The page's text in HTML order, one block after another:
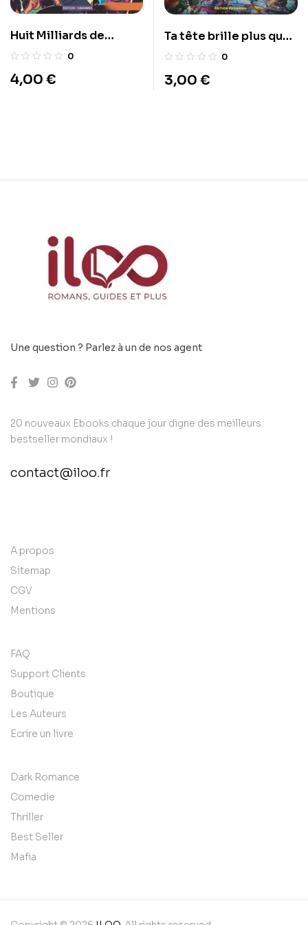
Huit Milliards de
Raisons d’Avorter la
0
4,00 €
Ta tête brille plus que
ton avenir0
3,00 €
Une question ? Parlez à un de nos agent
20 nouveaux Ebooks chaque jour digne des meilleurs
bestseller mondiaux !
contact@iloo.fr
A propos
Sitemap
CGV
Mentions
FAQ
Support Clients
Boutique
Les Auteurs
Ecrire un livre
Dark Romance
Comedie
Thriller
Best Seller
Mafia